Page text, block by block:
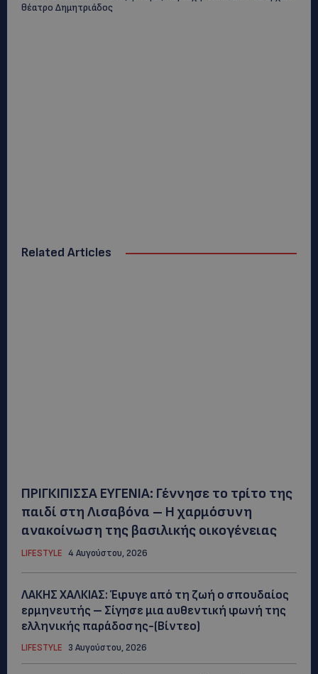
θέατρο Δημητριάδος
Related Articles
ΠΡΙΓΚΙΠΙΣΣΑ ΕΥΓΕΝΙΑ: Γέννησε το τρίτο της
παιδί στη Λισαβόνα – Η χαρμόσυνη
ανακοίνωση της βασιλικής οικογένειας
LIFESTYLE 4 Αυγούστου, 2026
ΛΑΚΗΣ ΧΑΛΚΙΑΣ: Έφυγε από τη ζωή ο σπουδαίος
ερμηνευτής – Σίγησε μια αυθεντική φωνή της
ελληνικής παράδοσης-(Βίντεο)
LIFESTYLE 3 Αυγούστου, 2026